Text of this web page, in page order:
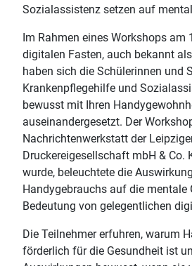
Sozialassistenz setzen auf
Im Rahmen eines Workshops am
digitalen Fasten, auch bekannt
haben sich die Schülerinnen und
Krankenpflegehilfe und
bewusst mit Ihren
auseinandergesetzt. Der
Nachrichtenwerkstatt der
Druckereigesellschaft mbH & Co.
wurde, beleuchtete die
Handygebrauchs auf die mentale
Bedeutung von gelegentlichen
Die Teilnehmer erfuhren, warum
förderlich für die Gesundheit ist